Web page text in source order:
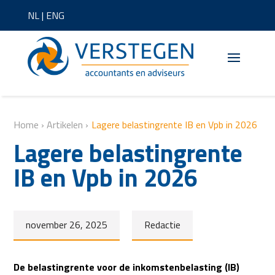
NL| ENG
Home ›Artikelen › Lagere belastingrente IB en Vpb in 2026
Lagere belastingrente
IB en Vpb in 2026
november 26, 2025 Redactie
De belastingrente voor de inkomstenbelasting (IB)